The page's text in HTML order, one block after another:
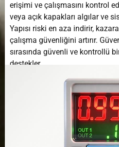
erişimi ve çalışmasını kontrol
veya açık kapakları algılar ve
Yapısı riski en aza indirir,
çalışma güvenliğini artırır.
sırasında güvenli ve kontrollü
destekler.